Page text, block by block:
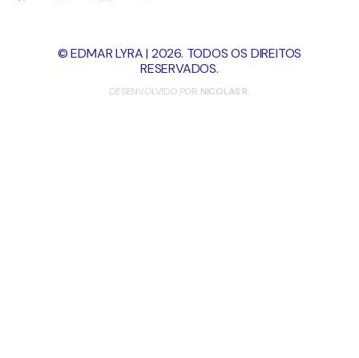
© EDMAR LYRA | 2026. TODOS OS DIREITOS
RESERVADOS.
DESENVOLVIDO POR NICOLAS R.